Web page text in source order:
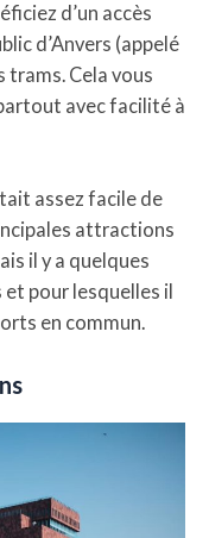
d’un accès
d’Anvers (appelé
trams. Cela vous
avec facilité à
assez facile de
attractions
il y a quelques
pour lesquelles il
en commun.